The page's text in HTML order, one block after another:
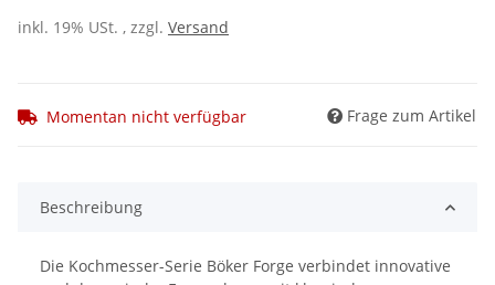
inkl. 19% USt. , zzgl. Versand
Momentan nicht verfügbar Frage zum Artikel
Beschreibung
Die Kochmesser-Serie Böker Forge verbindet innovative